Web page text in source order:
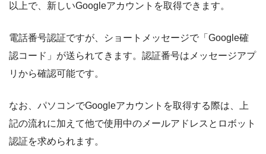
以上で、新しいGoogleアカウントを取得できます。
電話番号認証ですが、ショートメッセージで「Google確
認コード」が送られてきます。認証番号はメッセージアプ
リから確認可能です。
なお、パソコンでGoogleアカウントを取得する際は、上
記の流れに加えて他で使用中のメールアドレスとロボット
認証を求められます。